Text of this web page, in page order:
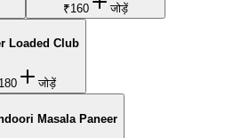
₹160 जोड़ें
Loaded Club
जोड़ें
Masala Paneer